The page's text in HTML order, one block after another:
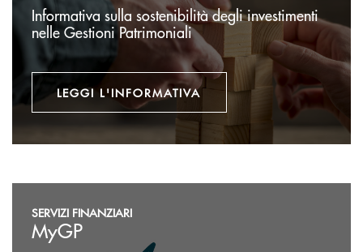
Informativa sulla sostenibilità degli investimenti
nelle Gestioni Patrimoniali
LEGGI L'INFORMATIVA
SERVIZI FINANZIARI
MyGP